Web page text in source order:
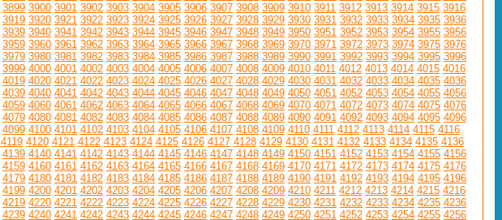
3899 3900 3901 3902 3903 3904 3905 3906 3907 3908 3909 3910 3911 3912 3913 3914 3915 3916
3919 3920 3921 3922 3923 3924 3925 3926 3927 3928 3929 3930 3931 3932 3933 3934 3935 3936
3939 3940 3941 3942 3943 3944 3945 3946 3947 3948 3949 3950 3951 3952 3953 3954 3955 3956
3959 3960 3961 3962 3963 3964 3965 3966 3967 3968 3969 3970 3971 3972 3973 3974 3975 3976
3979 3980 3981 3982 3983 3984 3985 3986 3987 3988 3989 3990 3991 3992 3993 3994 3995 3996
3999 4000 4001 4002 4003 4004 4005 4006 4007 4008 4009 4010 4011 4012 4013 4014 4015 4016
4019 4020 4021 4022 4023 4024 4025 4026 4027 4028 4029 4030 4031 4032 4033 4034 4035 4036
4039 4040 4041 4042 4043 4044 4045 4046 4047 4048 4049 4050 4051 4052 4053 4054 4055 4056
4059 4060 4061 4062 4063 4064 4065 4066 4067 4068 4069 4070 4071 4072 4073 4074 4075 4076
4079 4080 4081 4082 4083 4084 4085 4086 4087 4088 4089 4090 4091 4092 4093 4094 4095 4096
4099 4100 4101 4102 4103 4104 4105 4106 4107 4108 4109 4110 4111 4112 4113 4114 4115 4116
4119 4120 4121 4122 4123 4124 4125 4126 4127 4128 4129 4130 4131 4132 4133 4134 4135 4136
4139 4140 4141 4142 4143 4144 4145 4146 4147 4148 4149 4150 4151 4152 4153 4154 4155 4156
4159 4160 4161 4162 4163 4164 4165 4166 4167 4168 4169 4170 4171 4172 4173 4174 4175 4176
4179 4180 4181 4182 4183 4184 4185 4186 4187 4188 4189 4190 4191 4192 4193 4194 4195 4196
4199 4200 4201 4202 4203 4204 4205 4206 4207 4208 4209 4210 4211 4212 4213 4214 4215 4216
4219 4220 4221 4222 4223 4224 4225 4226 4227 4228 4229 4230 4231 4232 4233 4234 4235 4236
4239 4240 4241 4242 4243 4244 4245 4246 4247 4248 4249 4250 4251 4252 4253 4254 4255 4256